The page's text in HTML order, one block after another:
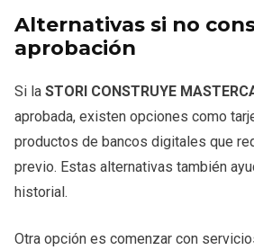
Alternativas si no
aprobación
Si la STORI CONSTRUYE
aprobada, existen opciones como
productos de bancos digitales que
previo. Estas alternativas también
historial.
Otra opción es comenzar con